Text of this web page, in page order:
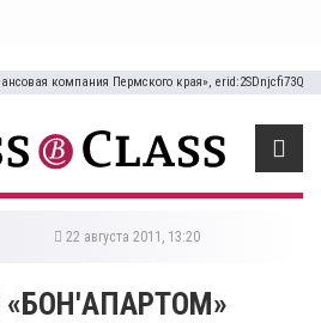
компания Пермского края», erid:2SDnjcfi73Q
22 августа 2011, 13:20